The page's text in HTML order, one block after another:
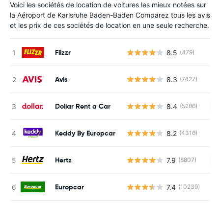
Voici les sociétés de location de voitures les mieux notées sur
la Aéroport de Karlsruhe Baden-Baden Comparez tous les avis
et les prix de ces sociétés de location en une seule recherche.
Flizzr 8.5 (479)
Avis 8.3 (7427)
Dollar Rent a Car 8.4 (5286)
Keddy By Europcar 8.2 (4316)
Hertz 7.9 (8807)
Europcar 7.4 (10239)